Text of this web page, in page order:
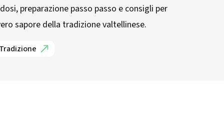
preparazione passo passo e consigli per
sapore della tradizione valtellinese.